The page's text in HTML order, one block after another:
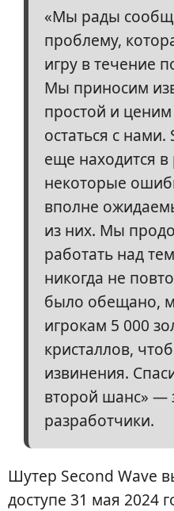
«Мы рады
проблему,
игру в течение
Мы приносим
простой и
остаться с нами.
еще находится
некоторые
вполне
из них. Мы
работать над
никогда не
было обещано,
игрокам 5 000
кристаллов,
извинения.
второй шанс» —
разработчики.
Шутер Second Wave
доступе 31 мая 2024